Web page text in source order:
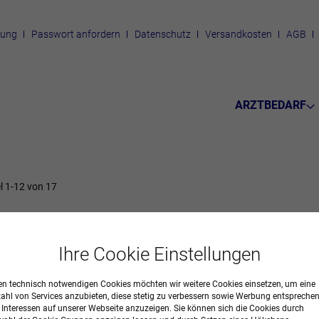
Passwort anfordern Datenschutz Versandkosten AGB
ARZTBEDARF
1-12 von 17
Ihre Cookie Einstellungen
technisch notwendigen Cookies möchten wir weitere Cookies einsetzen, um eine
von Services anzubieten, diese stetig zu verbessern sowie Werbung
Interessen auf unserer Webseite anzuzeigen. Sie können sich die Cookies durch